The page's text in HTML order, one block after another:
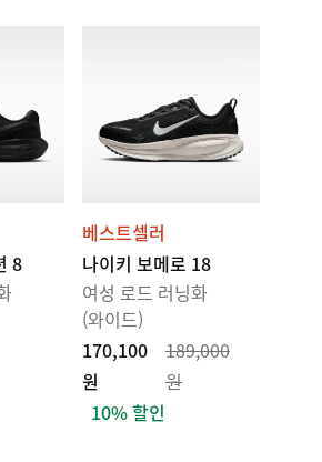
8
베스트셀러
나이키 보메로 18
여성 로드 러닝화
(와이드)
170,100
원
189,000
원
10% 할인